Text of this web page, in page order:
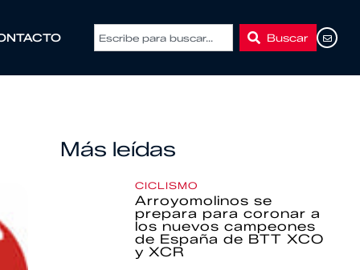
Buscar
Más leídas
CICLISMO
Arroyomolinos se
prepara para coronar a
los nuevos campeones
de España de BTT XCO
y XCR